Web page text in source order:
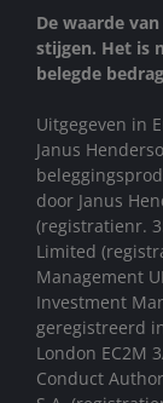
De waarde
stijgen. Het is
belegde
Uitgegeven in
Janus
door Janus
(registratienr.
Limited
Management
Investment
geregistreerd
London EC2M
Conduct